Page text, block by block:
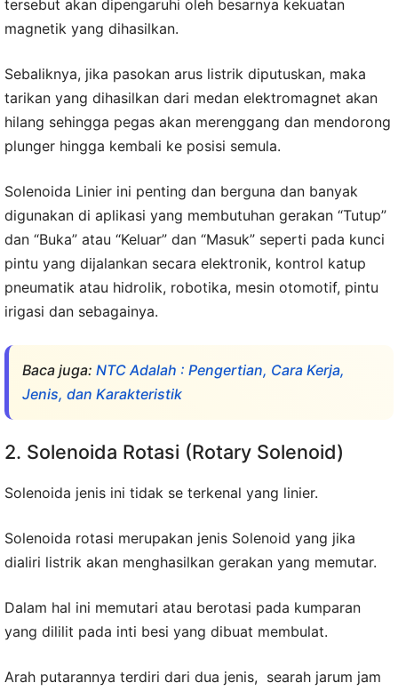
tersebut akan dipengaruhi oleh besarnya kekuatan
magnetik yang dihasilkan.
Sebaliknya, jika pasokan arus listrik diputuskan, maka
tarikan yang dihasilkan dari medan elektromagnet akan
hilang sehingga pegas akan merenggang dan mendorong
plunger hingga kembali ke posisi semula.
Solenoida Linier ini penting dan berguna dan banyak
digunakan di aplikasi yang membutuhan gerakan “Tutup”
dan “Buka” atau “Keluar” dan “Masuk” seperti pada kunci
pintu yang dijalankan secara elektronik, kontrol katup
pneumatik atau hidrolik, robotika, mesin otomotif, pintu
irigasi dan sebagainya.
Baca juga: NTC Adalah : Pengertian, Cara Kerja,
Jenis, dan Karakteristik
2. Solenoida Rotasi (Rotary Solenoid)
Solenoida jenis ini tidak se terkenal yang linier.
Solenoida rotasi merupakan jenis Solenoid yang jika
dialiri listrik akan menghasilkan gerakan yang memutar.
Dalam hal ini memutari atau berotasi pada kumparan
yang dililit pada inti besi yang dibuat membulat.
Arah putarannya terdiri dari dua jenis, searah jarum jam